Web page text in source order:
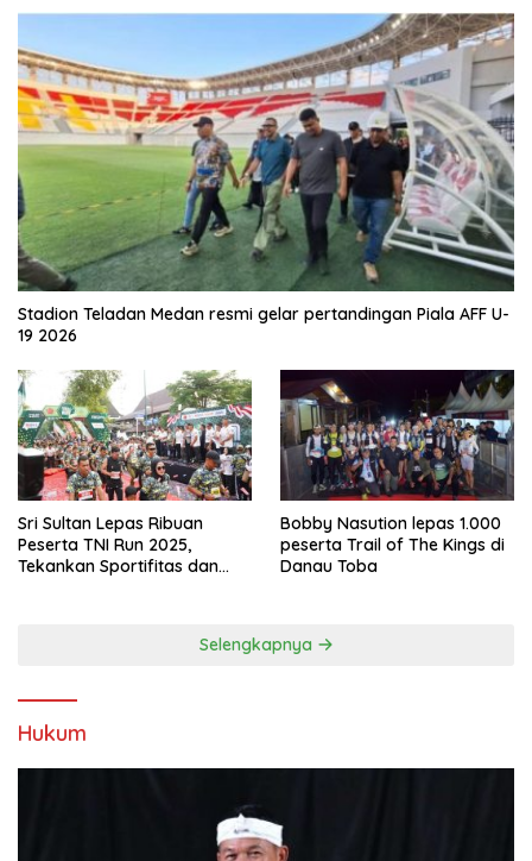
Stadion Teladan Medan resmi gelar pertandingan Piala AFF U-
19 2026
Sri Sultan Lepas Ribuan
Peserta TNI Run 2025,
Tekankan Sportifitas dan
Bobby Nasution lepas 1.000
peserta Trail of The Kings di
Danau Toba
Selengkapnya
Hukum